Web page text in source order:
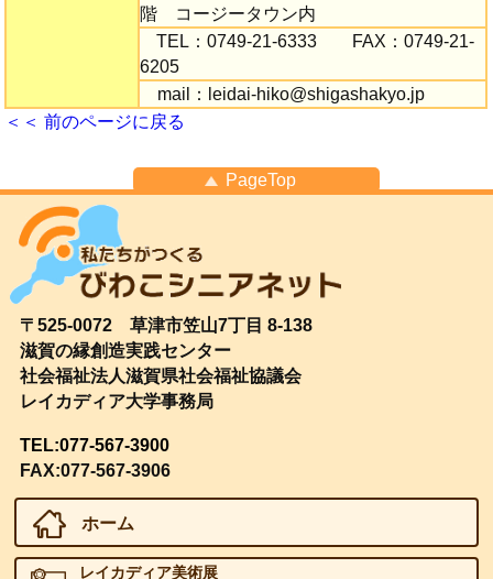
階 コージータウン内
TEL：0749-21-6333 FAX：0749-21-
6205
mail：leidai-hiko@shigashakyo.jp
＜＜ 前のページに戻る
PageTop
〒525-0072 草津市笠山7丁目 8-138
滋賀の縁創造実践センター
社会福祉法人滋賀県社会福祉協議会
レイカディア大学事務局
TEL:077-567-3900
FAX:077-567-3906
ホーム
レイカディア美術展